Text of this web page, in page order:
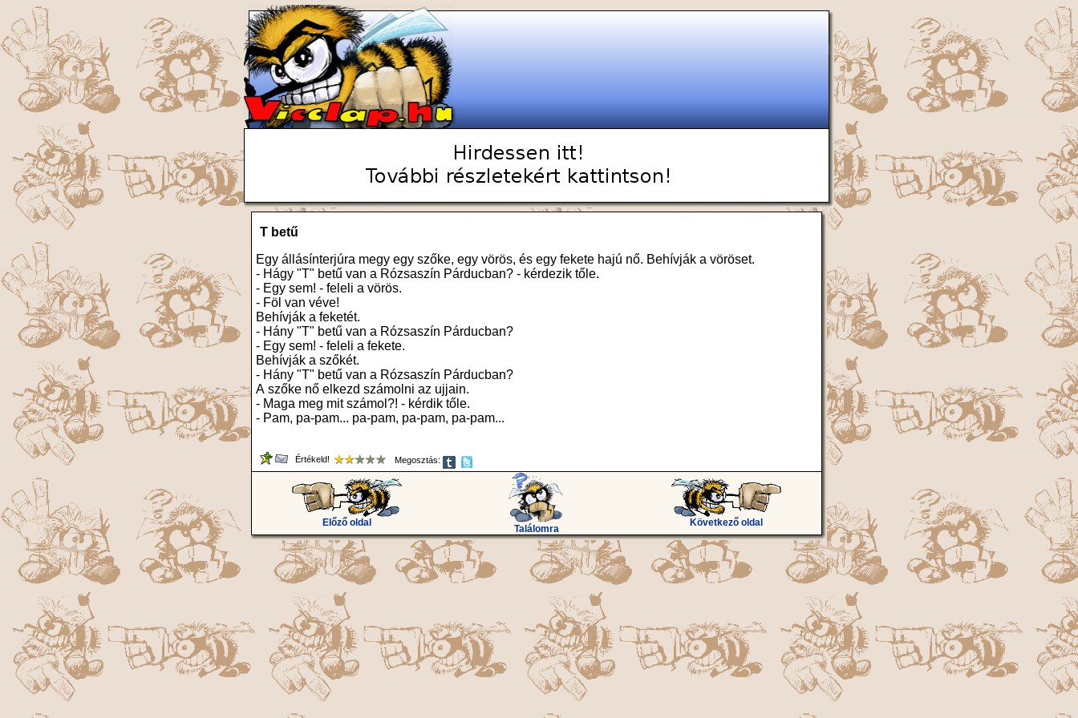
T betű
Egy állásínterjúra megy egy szőke, egy vörös, és egy fekete hajú nő. Behívják a vöröset.
- Hágy "T" betű van a Rózsaszín Párducban? - kérdezik tőle.
- Egy sem! - feleli a vörös.
- Föl van véve!
Behívják a feketét.
- Hány "T" betű van a Rózsaszín Párducban?
- Egy sem! - feleli a fekete.
Behívják a szőkét.
- Hány "T" betű van a Rózsaszín Párducban?
A szőke nő elkezd számolni az ujjain.
- Maga meg mit számol?! - kérdik tőle.
- Pam, pa-pam... pa-pam, pa-pam, pa-pam...
Értékeld! Megosztás:
Előző oldal
Találomra
Következő oldal